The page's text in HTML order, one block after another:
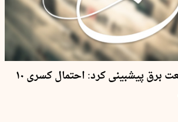
دبیر سندیکای صنعت برق پیشبینی کرد: احتمال کسری ۱۰